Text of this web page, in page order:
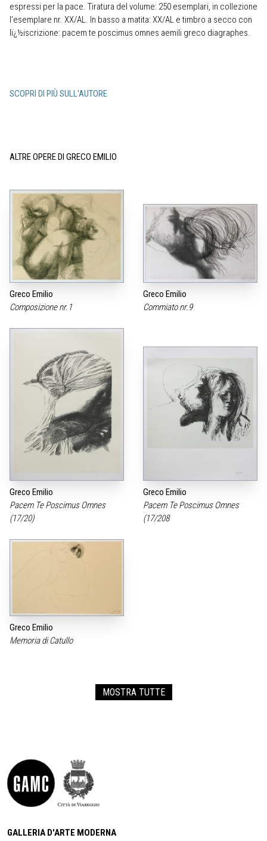
espressi per la pace. Tiratura del volume: 250 esemplari, in collezione
l’esemplare nr. XX/AL. In basso a matita: XX/AL e timbro a secco con
lï¿½iscrizione: pacem te poscimus omnes aemili greco diagraphes.
SCOPRI DI PIÙ SULL'AUTORE
ALTRE OPERE DI GRECO EMILIO
Greco Emilio
Composizione nr.1
Greco Emilio
Commiato nr.9
Greco Emilio
Pacem Te Poscimus Omnes
(17/20)
Greco Emilio
Pacem Te Poscimus Omnes
(17/208
Greco Emilio
Memoria di Catullo
MOSTRA TUTTE
GALLERIA D'ARTE MODERNA